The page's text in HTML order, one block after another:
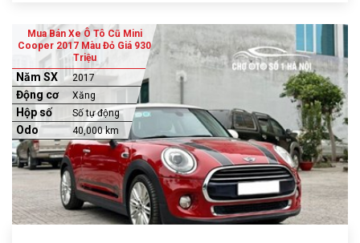
Mua Bán Xe Ô Tô Cũ Mini
Cooper 2017 Màu Đỏ Giá 930
Triệu
Năm SX 2017
Động cơ Xăng
Hộp số Số tự động
Odo 40,000 km